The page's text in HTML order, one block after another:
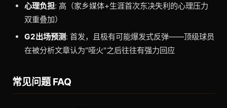
心理负担: 高（家乡媒体+生涯首次东决失利的心理压力
双重叠加）
G2出场预测: 首发，且极有可能爆发式反弹——顶级球员
在被分析文章认为"哑火"之后往往有强力回应
常见问题 FAQ